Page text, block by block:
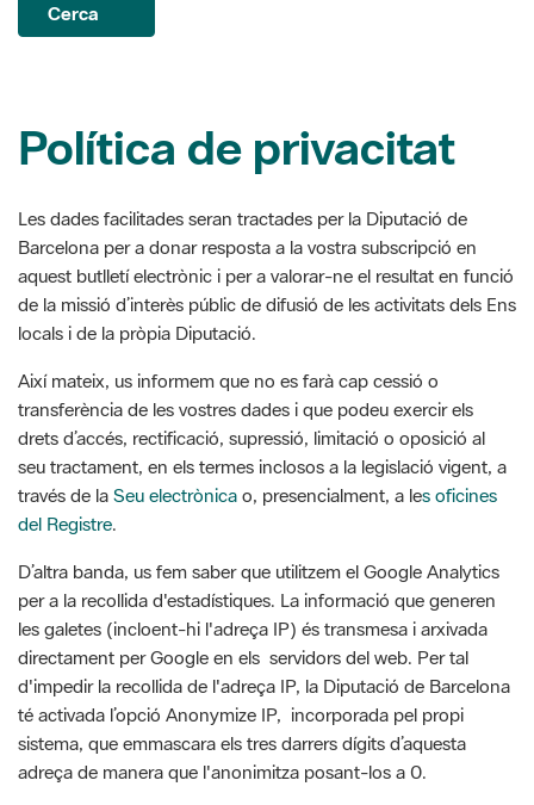
Les dades facilitades seran tractades per la Diputació de
Barcelona per a donar resposta a la vostra subscripció en
de la missió d’interès públic de difusió de les activitats dels Ens
locals i de la pròpia Diputació.
Així mateix, us informem que no es farà cap cessió o
transferència de les vostres dades i que podeu exercir els
drets d’accés, rectificació, supressió, limitació o oposició al
seu tractament, en els termes inclosos a la legislació vigent, a
través de laSeu electrònica o, presencialment, a les oficines
del Registre.
D’altra banda, us fem saber que utilitzem el Google Analytics
per a la recollida d'estadístiques. La informació que generen
les galetes (incloent-hi l'adreça IP) és transmesa i arxivada
directament per Google en els servidors del web. Per tal
d'impedir la recollida de l'adreça IP, la Diputació de Barcelona
té activada l’opció Anonymize IP, incorporada pel propi
sistema, que emmascara els tres darrers dígits d’aquesta
adreça de manera que l'anonimitza posant-los a 0.
Per a qualsevol consulta o queixa sobre el tractament de les
teves dades personals, la Diputació de Barcelona posa a la
vostra disposició la bústia
delegatprotecdades@diba.cat